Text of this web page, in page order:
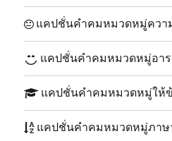
แคปชั่นคำคมหมวดหมู่ควา
แคปชั่นคำคมหมวดหมู่อา
แคปชั่นคำคมหมวดหมู่ให้
แคปชั่นคำคมหมวดหมู่ภาษ